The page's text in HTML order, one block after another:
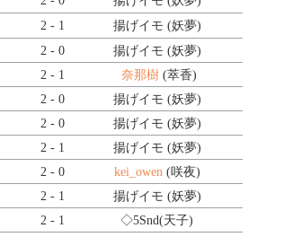
2 - 1 揚げイモ (妖夢)
2 - 0 揚げイモ (妖夢)
2 - 1 奈那樹(萃香)
2 - 0 揚げイモ (妖夢)
2 - 0 揚げイモ (妖夢)
2 - 1 揚げイモ (妖夢)
2 - 0 kei_owen(咲夜)
2 - 1 揚げイモ (妖夢)
2 - 1 ◇5Snd(天子)